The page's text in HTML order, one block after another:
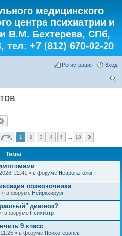
медицинского
центра психиатрии и
В.М. Бехтерева, СПб,
тел: +7 (812) 670-02-20
Вход
Регистрация
1 2 3 4 5 18
Темы
22:41 » в форуме Невропатолог
позвоночника
» в форуме Нейрохирург
диагноз?
в форуме Психиатр
9 класс
» в форуме Психотерапевт